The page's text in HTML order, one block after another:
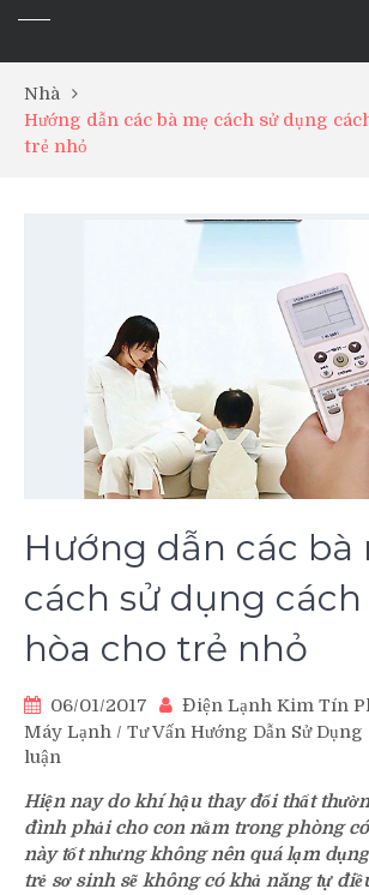
Nhà
Hướng dẫn các bà mẹ cách sử dụng
trẻ nhỏ
Hướng dẫn các bà
cách sử dụng
hòa cho trẻ nhỏ
06/01/2017 Điện Lạnh Kim Tín
Máy Lạnh / Tư Vấn Hướng Dẫn Sử Dụng
luận
dẫn
các
bà
mẹ
Hiện nay do khí hậu thay đổi thất
đình phải cho con nằm trong phòng
này tốt nhưng không nên quá lạm
trẻ sơ sinh sẽ không có khả năng tự